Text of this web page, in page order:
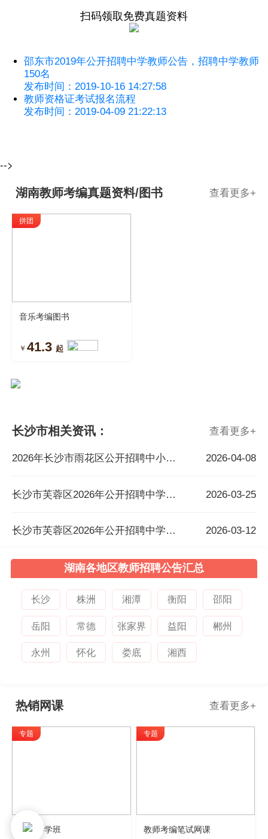
扫码领取免费真题资料
邵东市2019年公开招聘中学教师公告，招聘中学教师
150名
发布时间：2019-10-16 14:27:58
教师资格证考试报名流程
发布时间：2019-04-09 21:22:13
-->
湖南教师考编真题资料/图书 查看更多+
拼团
音乐考编图书
￥ 41.3 起
长沙市相关资讯： 查看更多+
2026年长沙市雨花区公开招聘中小学名优骨干教师公告 2026-04-08
长沙市芙蓉区2026年公开招聘中学骨干教师 资格审查、笔试及考核工作的通知 2026-03-25
长沙市芙蓉区2026年公开招聘中学骨干教师公告 2026-03-12
湖南各地区教师招聘公告汇总
长沙 株洲 湘潭 衡阳 邵阳
岳阳 常德 张家界 益阳 郴州
永州 怀化 娄底 湘西
热销网课 查看更多+
专题
学科导学班
专题
教师考编笔试网课